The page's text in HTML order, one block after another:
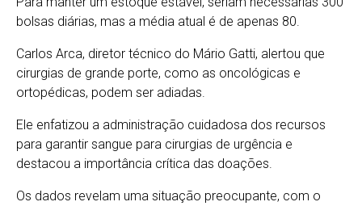
bolsas diárias, mas a média atual é de apenas 80.
Carlos Arca, diretor técnico do Mário Gatti, alertou que
cirurgias de grande porte, como as oncológicas e
ortopédicas, podem ser adiadas.
Ele enfatizou a administração cuidadosa dos recursos
para garantir sangue para cirurgias de urgência e
destacou a importância crítica das doações.
Os dados revelam uma situação preocupante, com o